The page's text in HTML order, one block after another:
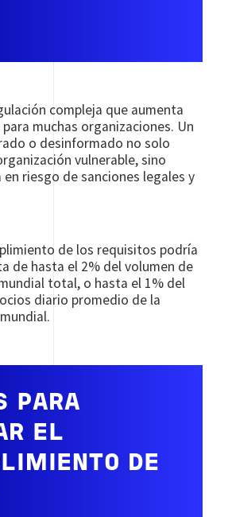
compleja que aumenta
muchas organizaciones. Un
o desinformado no solo
vulnerable, sino
riesgo de sanciones legales y
de los requisitos podría
de hasta el 2% del volumen de
total, o hasta el 1% del
diario promedio de la
PARA
EL
DE